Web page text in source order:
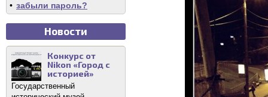
• забыли пароль?
Новости
Конкурс от
Nikon «Город с
историей»
Государственный